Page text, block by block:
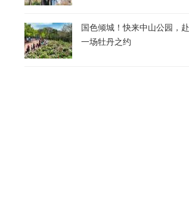
国色倾城！快来中山公园，赴
一场牡丹之约